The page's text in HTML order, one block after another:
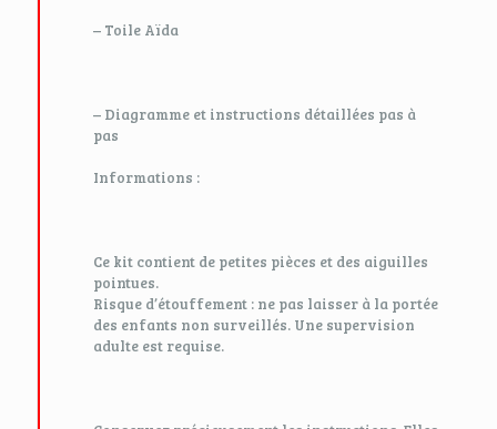
– Toile Aïda
– Diagramme et instructions détaillées pas à
pas
Informations :
Ce kit contient de petites pièces et des aiguilles
pointues.
Risque d’étouffement : ne pas laisser à la portée
des enfants non surveillés. Une supervision
adulte est requise.